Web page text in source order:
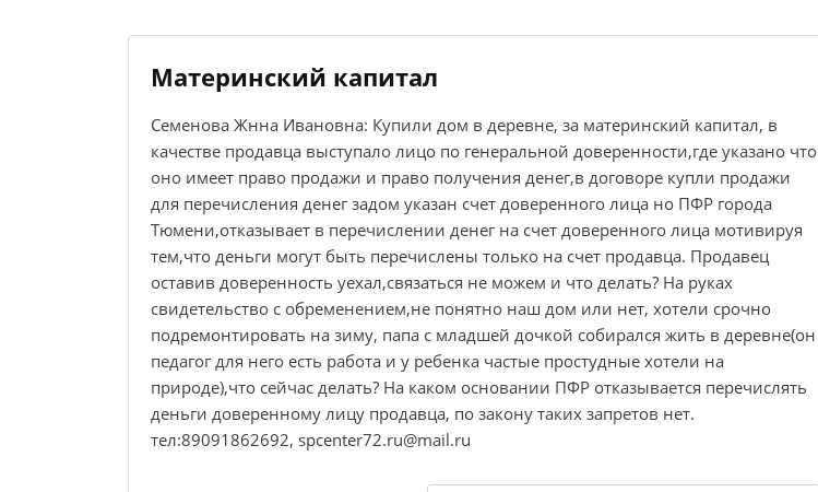
Материнский капитал
Семенова Жнна Ивановна: Купили дом в деревне, за материнский капитал, в
качестве продавца выступало лицо по генеральной доверенности,где указано что
оно имеет право продажи и право получения денег,в договоре купли продажи
для перечисления денег задом указан счет доверенного лица но ПФР города
Тюмени,отказывает в перечислении денег на счет доверенного лица мотивируя
тем,что деньги могут быть перечислены только на счет продавца. Продавец
оставив доверенность уехал,связаться не можем и что делать? На руках
свидетельство с обременением,не понятно наш дом или нет, хотели срочно
подремонтировать на зиму, папа с младшей дочкой собирался жить в деревне(он
педагог для него есть работа и у ребенка частые простудные хотели на
природе),что сейчас делать? На каком основании ПФР отказывается перечислять
деньги доверенному лицу продавца, по закону таких запретов нет.
тел:89091862692, spcenter72.ru@mail.ru